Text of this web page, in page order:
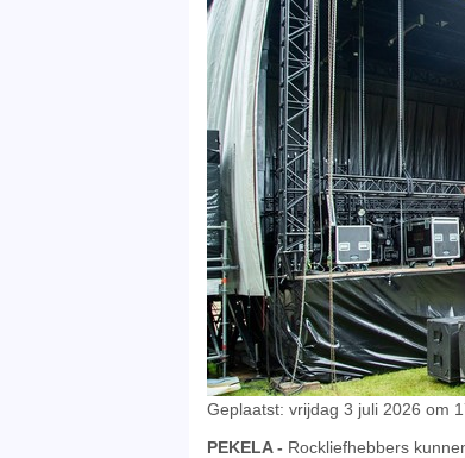
Geplaatst: vrijdag 3 juli 2026 om
PEKELA - Rockliefhebbers